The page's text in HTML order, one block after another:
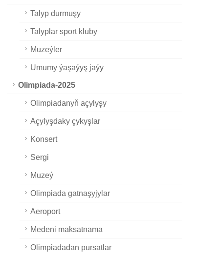
Talyp durmuşy
Talyplar sport kluby
Muzeýler
Umumy ýaşaýyş jaýy
Olimpiada-2025
Olimpiadanyň açylyşy
Açylyşdaky çykyşlar
Konsert
Sergi
Muzeý
Olimpiada gatnaşyjylar
Aeroport
Medeni maksatnama
Olimpiadadan pursatlar